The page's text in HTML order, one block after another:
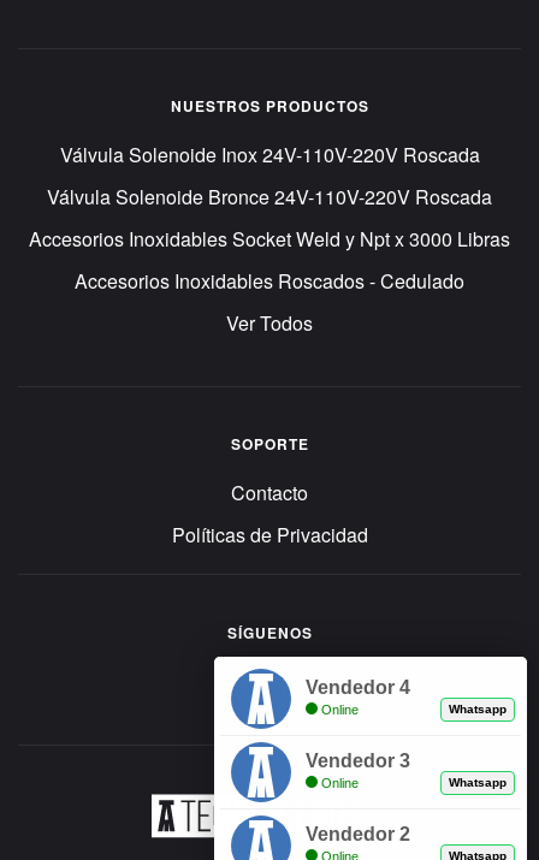
NUESTROS PRODUCTOS
Válvula Solenoide Inox 24V-110V-220V Roscada
Válvula Solenoide Bronce 24V-110V-220V Roscada
Accesorios Inoxidables Socket Weld y Npt x 3000 Libras
Accesorios Inoxidables Roscados - Cedulado
Ver Todos
SOPORTE
Contacto
Políticas de Privacidad
SÍGUENOS
Vendedor 4
Online Whatsapp
Vendedor 3
Online Whatsapp
Vendedor 2
Online Whatsapp